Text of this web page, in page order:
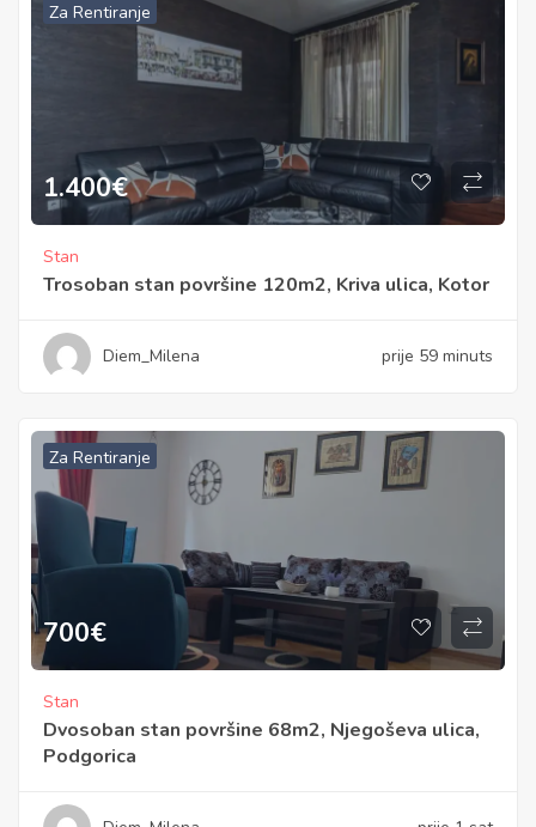
Za Rentiranje
1.400€
Stan
Trosoban stan površine 120m2, Kriva ulica, Kotor
Diem_Milena prije 59 minuts
Za Rentiranje
700€
Stan
Dvosoban stan površine 68m2, Njegoševa ulica,
Podgorica